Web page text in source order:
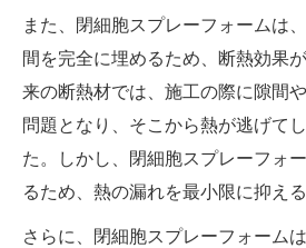
また、閉細胞スプレーフォームは
間を完全に埋めるため、断熱効果
来の断熱材では、施工の際に隙間
問題となり、そこから熱が逃げて
た。しかし、閉細胞スプレーフォ
るため、熱の漏れを最小限に抑え
さらに、閉細胞スプレーフォーム